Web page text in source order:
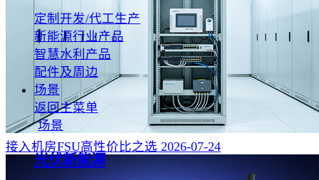
定制开发/代工生产
新能源行业产品
智慧水利产品
配件及周边
场景
返回主菜单
场景
光伏新能源
接入机房FSU高性价比之选 2026-07-24